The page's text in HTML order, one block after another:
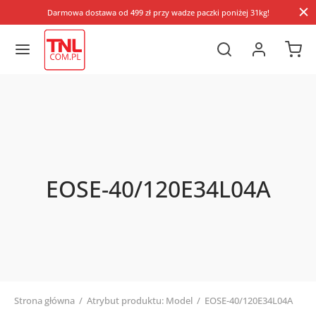
Darmowa dostawa od 499 zł przy wadze paczki poniżej 31kg!
EOSE-40/120E34L04A
Strona główna / Atrybut produktu: Model / EOSE-40/120E34L04A